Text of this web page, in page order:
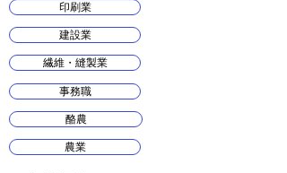
印刷業
建設業
繊維・縫製業
事務職
酪農
農業